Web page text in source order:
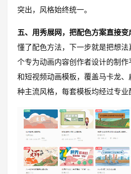
突出，风格始终统一。
五、用秀展网，把配色方案直接变
懂了配色方法，下一步就是把想
个专为动画内容创作者设计的制
和短视频动画模板，覆盖马卡龙
种主流风格，每套模板均经过专业